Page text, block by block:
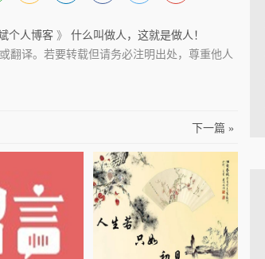
个人博客 》 什么叫做人，这就是做人！
翻译。若要转载但请务必注明出处，尊重他人
下一篇 »